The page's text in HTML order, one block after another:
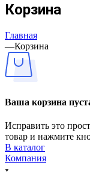
Корзина
Главная
—Корзина
Ваша корзина
Исправить это
товар и нажмите
В каталог
Компания